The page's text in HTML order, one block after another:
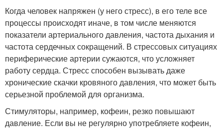
Когда человек напряжен (у него стресс), в его теле все
процессы происходят иначе, в том числе меняются
показатели артериального давления, частота дыхания и
частота сердечных сокращений. В стрессовых ситуациях
периферические артерии сужаются, что усложняет
работу сердца. Стресс способен вызывать даже
хронические скачки кровяного давления, что может быть
серьезной проблемой для организма.
Стимуляторы, например, кофеин, резко повышают
давление. Если вы не регулярно употребляете кофеин,